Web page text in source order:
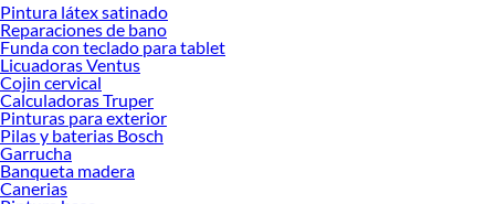
priorizan el cuidado del medio ambiente sin sacrificar confort. Esta diversidad
permite encontrar la opción perfecta para cada preferencia.
Al momento de decidir, considera factores como suavidad, resistencia y
rendimiento por rollo. El papel higiénico Ellia se caracteriza por brindar
equilibrio entre calidad y precio, asegurando una experiencia confiable en el día
a día. Además, su presentación práctica facilita el almacenamiento y la
reposición, convirtiéndolo en una opción conveniente para cualquier espacio.
Descubre cuál se adapta mejor a ti y explora nuestras colecciones disponibles
Pintura látex satinado
Reparaciones de bano
Funda con teclado para tablet
Licuadoras Ventus
Cojin cervical
Calculadoras Truper
Pinturas para exterior
Pilas y baterias Bosch
Garrucha
Banqueta madera
Canerias